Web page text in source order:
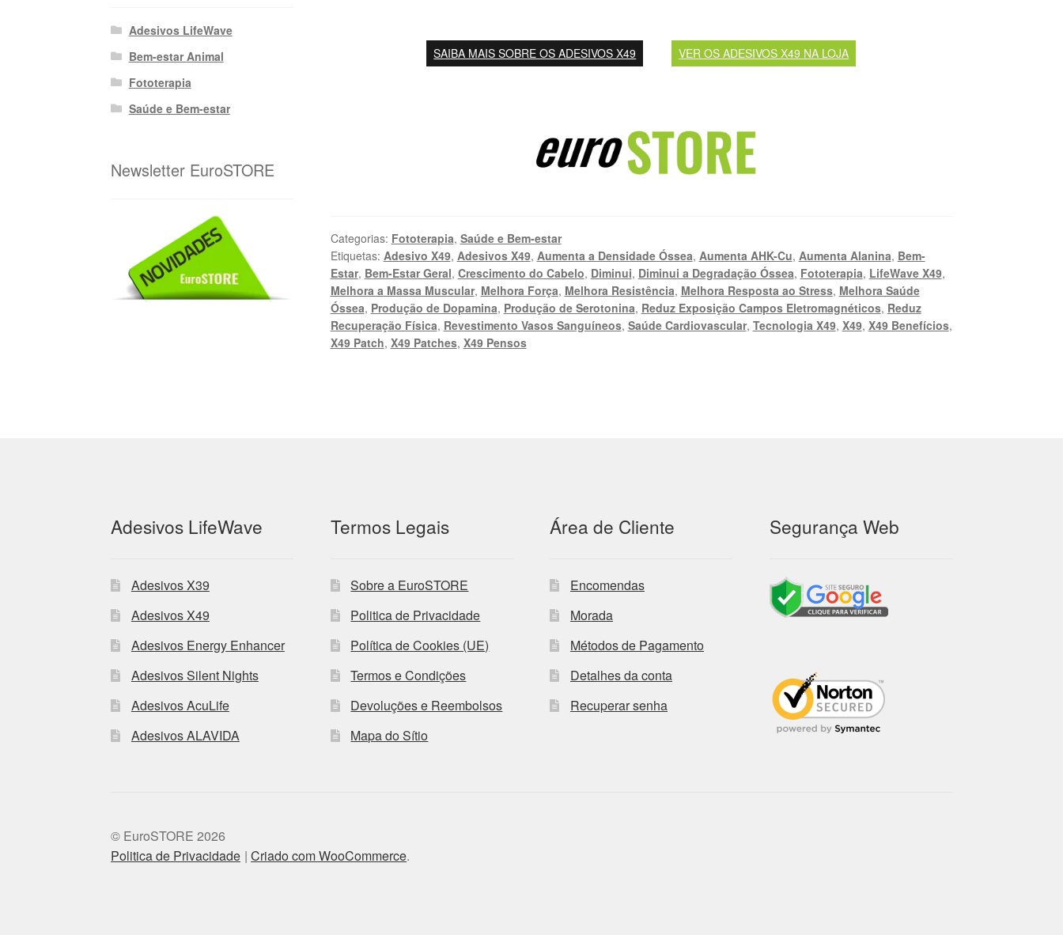
SAIBA MAIS SOBRE OS ADESIVOS X49 VER OS ADESIVOS X49 NA LOJA
Categorias: Fototerapia, Saúde e Bem-estar
Etiquetas: Adesivo X49, Adesivos X49, Aumenta a Densidade Óssea, Aumenta AHK-Cu, Aumenta Alanina, Bem-
Estar, Bem-Estar Geral, Crescimento do Cabelo, Diminui, Diminui a Degradação Óssea, Fototerapia, LifeWave X49,
Melhora a Massa Muscular, Melhora Força, Melhora Resistência, Melhora Resposta ao Stress, Melhora Saúde
Óssea, Produção de Dopamina, Produção de Serotonina, Reduz Exposição Campos Eletromagnéticos, Reduz
Recuperação Física, Revestimento Vasos Sanguíneos, Saúde Cardiovascular, Tecnologia X49, X49, X49 Benefícios,
X49 Patch, X49 Patches, X49 Pensos
Adesivos LifeWave
Bem-estar Animal
Fototerapia
Saúde e Bem-estar
Newsletter EuroSTORE
Adesivos LifeWave
Adesivos X39
Adesivos X49
Adesivos Energy Enhancer
Adesivos Silent Nights
Adesivos AcuLife
Adesivos ALAVIDA
Termos Legais
Sobre a EuroSTORE
Politica de Privacidade
Política de Cookies (UE)
Termos e Condições
Devoluções e Reembolsos
Mapa do Sítio
Área de Cliente
Encomendas
Morada
Métodos de Pagamento
Detalhes da conta
Recuperar senha
Segurança Web
© EuroSTORE 2026
Politica de Privacidade Criado com WooCommerce.